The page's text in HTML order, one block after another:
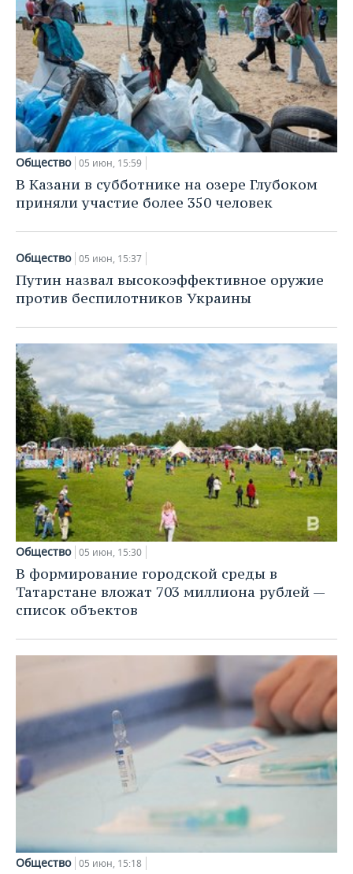
Общество 05 июн, 15:59
В Казани в субботнике на озере Глубоком
приняли участие более 350 человек
Общество 05 июн, 15:37
Путин назвал высокоэффективное оружие
против беспилотников Украины
Общество 05 июн, 15:30
В формирование городской среды в
Татарстане вложат 703 миллиона рублей —
список объектов
Общество 05 июн, 15:18